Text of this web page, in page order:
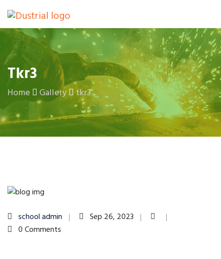
Tkr3
Home Gallery tkr3
school admin
Sep 26, 2023
0 Comments